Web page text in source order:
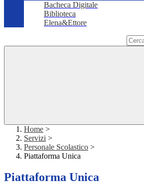
Bacheca Digitale
Biblioteca
Elena&Ettore
Home >
Servizi >
Personale Scolastico >
Piattaforma Unica
Piattaforma Unica